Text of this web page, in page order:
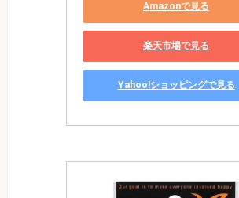
Amazonで見る
楽天市場で見る
Yahoo!ショッピングで見る